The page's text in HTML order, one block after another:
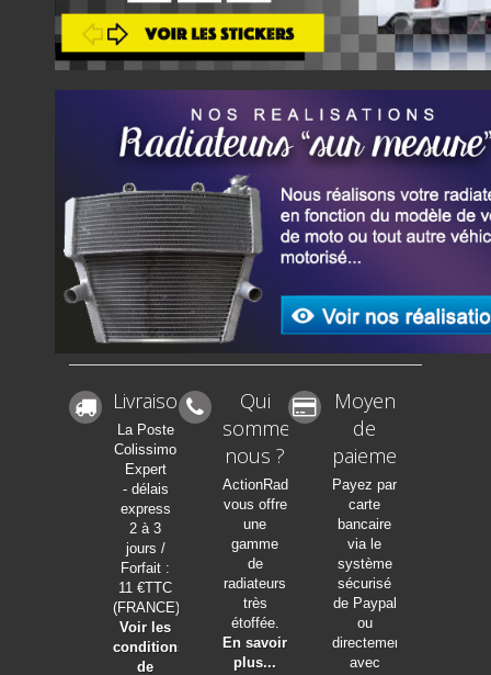
Livraison
La Poste
Colissimo
Expert
- délais
express
2 à 3
jours /
Forfait :
11 €TTC
(FRANCE)
Voir les
conditions
de
Qui
sommes-
nous ?
ActionRadia
vous offre
une
gamme
de
radiateurs
très
étoffée.
En savoir
plus...
Moyen
de
paiement
Payez par
carte
bancaire
via le
système
sécurisé
de Paypal
ou
directement
avec